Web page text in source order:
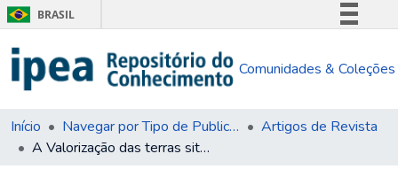
BRASIL
Comunica BR
Acesso à informação
Comunidades & Coleções
Início Navegar por Tipo de Publicação
Artigos de Revista
A Valorização das terras situadas na região da bacia do rio São Bartolomeu : a 3º ponte do Lago Sul e os condomínios fechados